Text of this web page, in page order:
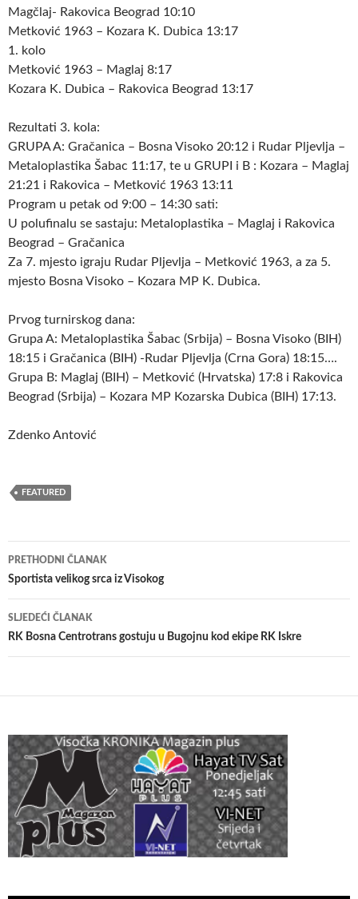
Magčlaj- Rakovica Beograd 10:10
Metković 1963 – Kozara K. Dubica 13:17
1. kolo
Metković 1963 – Maglaj 8:17
Kozara K. Dubica – Rakovica Beograd 13:17
Rezultati 3. kola:
GRUPA A: Gračanica – Bosna Visoko 20:12 i Rudar Pljevlja –
Metaloplastika Šabac 11:17, te u GRUPI i B : Kozara – Maglaj
21:21 i Rakovica – Metković 1963 13:11
Program u petak od 9:00 – 14:30 sati:
U polufinalu se sastaju: Metaloplastika – Maglaj i Rakovica
Beograd – Gračanica
Za 7. mjesto igraju Rudar Pljevlja – Metković 1963, a za 5.
mjesto Bosna Visoko – Kozara MP K. Dubica.
Prvog turnirskog dana:
Grupa A: Metaloplastika Šabac (Srbija) – Bosna Visoko (BIH)
18:15 i Gračanica (BIH) -Rudar Pljevlja (Crna Gora) 18:15….
Grupa B: Maglaj (BIH) – Metković (Hrvatska) 17:8 i Rakovica
Beograd (Srbija) – Kozara MP Kozarska Dubica (BIH) 17:13.
Zdenko Antović
FEATURED
Navigacija
članaka
PRETHODNI ČLANAK
Sportista velikog srca iz Visokog
SLJEDEĆI ČLANAK
RK Bosna Centrotrans gostuju u Bugojnu kod ekipe RK Iskre